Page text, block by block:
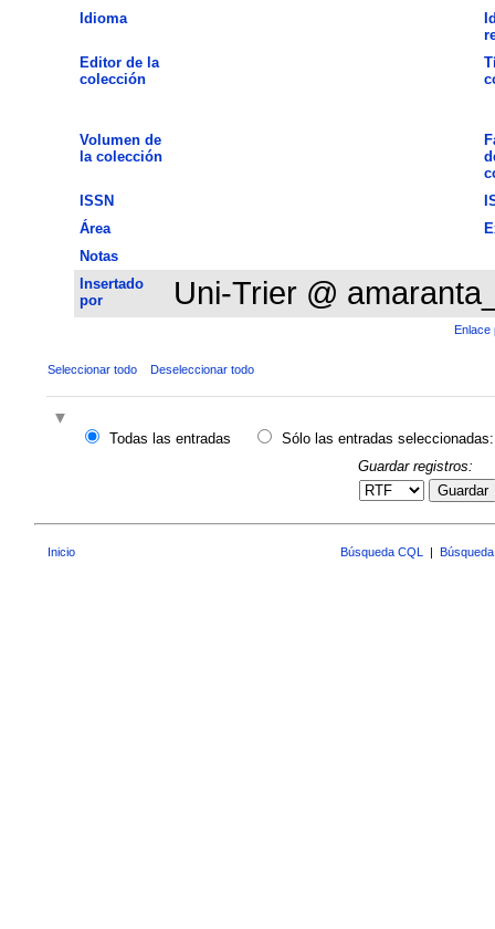
Idioma
Editor de la
colección
Volumen de
la colección
ISSN
Área
Notas
Insertado
por
Uni-Trier @
Enlace
Seleccionar todo Deseleccionar todo
Todas las entradas
Sólo las entradas seleccionadas:
Guardar registros:
Guardar
Inicio Búsqueda CQL